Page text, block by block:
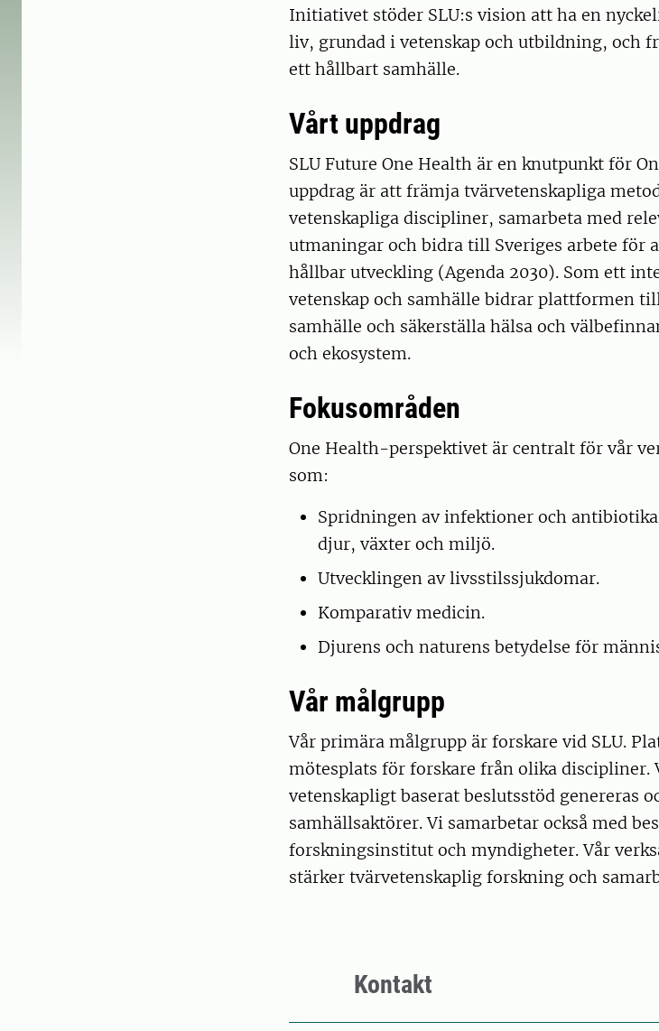
Initiativet stöder SLU:s vision att ha en
liv, grundad i vetenskap och utbildning, och
ett hållbart samhälle.
Vårt uppdrag
SLU Future One Health är en knutpunkt för
uppdrag är att främja tvärvetenskapliga
vetenskapliga discipliner, samarbeta med
utmaningar och bidra till Sveriges arbete för
hållbar utveckling (Agenda 2030). Som ett
vetenskap och samhälle bidrar plattformen
samhälle och säkerställa hälsa och
och ekosystem.
Fokusområden
One Health-perspektivet är centralt för vår
som:
Spridningen av infektioner och
djur, växter och miljö.
Utvecklingen av livsstilssjukdomar.
Komparativ medicin.
Djurens och naturens betydelse för
Vår målgrupp
Vår primära målgrupp är forskare vid SLU.
mötesplats för forskare från olika discipliner.
vetenskapligt baserat beslutsstöd genereras
samhällsaktörer. Vi samarbetar också med
forskningsinstitut och myndigheter. Vår
stärker tvärvetenskaplig forskning och
Kontakt